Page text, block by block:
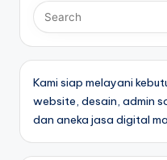
Kami siap melayani
website, desain, admin
dan aneka jasa digital